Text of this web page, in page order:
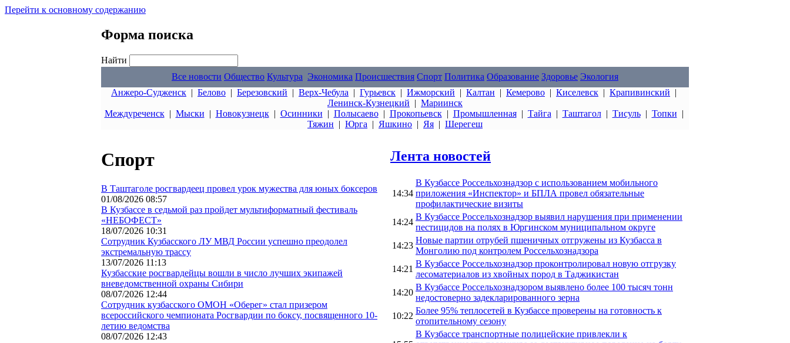
Перейти к основному содержанию
Форма поиска
Найти
Все новости Общество Культура Экономика Происшествия Спорт Политика Образование Здоровье Экология
Анжеро-Судженск | Белово | Березовский | Верх-Чебула | Гурьевск | Ижморский | Калтан | Кемерово | Киселевск | Крапивинский |
Ленинск-Кузнецкий | Мариинск
Междуреченск| Мыски | Новокузнецк| Осинники | Полысаево| Прокопьевск| Промышленная| Тайга | Таштагол| Тисуль| Топки |
Тяжин | Юрга | Яшкино | Яя | Шерегеш
Спорт
В Таштаголе росгвардеец провел урок мужества для юных боксеров
01/08/2026 08:57
В Кузбассе в седьмой раз пройдет мультиформатный фестиваль
«НЕБОФЕСТ»
18/07/2026 10:31
Сотрудник Кузбасского ЛУ МВД России успешно преодолел
экстремальную трассу
13/07/2026 11:13
Кузбасские росгвардейцы вошли в число лучших экипажей
вневедомственной охраны Сибири
08/07/2026 12:44
Сотрудник кузбасского ОМОН «Оберег» стал призером
всероссийского чемпионата Росгвардии по боксу, посвященного 10-
летию ведомства
08/07/2026 12:43
Лента новостей
14:34
В Кузбассе Россельхознадзор с использованием мобильного
приложения «Инспектор» и БПЛА провел обязательные
профилактические визиты
14:24
В Кузбассе Россельхознадзор выявил нарушения при применении
пестицидов на полях в Юргинском муниципальном округе
14:23
Новые партии отрубей пшеничных отгружены из Кузбасса в
Монголию под контролем Россельхознадзора
14:21
В Кузбассе Россельхознадзор проконтролировал новую отгрузку
лесоматериалов из хвойных пород в Таджикистан
14:20
В Кузбассе Россельхознадзором выявлено более 100 тысяч тонн
недостоверно задекларированного зерна
10:22
Более 95% теплосетей в Кузбассе проверены на готовность к
отопительному сезону
В Кузбассе транспортные полицейские привлекли к